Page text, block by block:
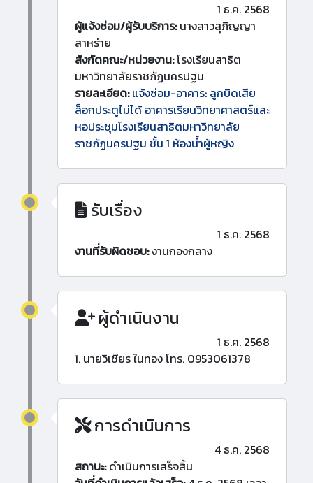
1 ธ.ค. 2568
ผู้แจ้งซ่อม/ผู้รับบริการ:นางสาวสุภิญญา
สาหร่าย
สังกัดคณะ/หน่วยงาน:โรงเรียนสาธิต
มหาวิทยาลัยราชภัฏนครปฐม
รายละเอียด: แจ้งซ่อม-อาคาร: ลูกบิดเสีย
ล็อกประตูไม่ได้ อาคารเรียนวิทยาศาสตร์และ
หอประชุมโรงเรียนสาธิตมหาวิทยาลัย
ราชภัฏนครปฐม ชั้น 1 ห้องน้ำผู้หญิง
รับเรื่อง
1 ธ.ค. 2568
งานที่รับผิดชอบ:งานกองกลาง
ผู้ดำเนินงาน
1 ธ.ค. 2568
1. นายวิเชียร ในทอง โทร. 0953061378
การดำเนินการ
4 ธ.ค. 2568
สถานะ:ดำเนินการเสร็จสิ้น